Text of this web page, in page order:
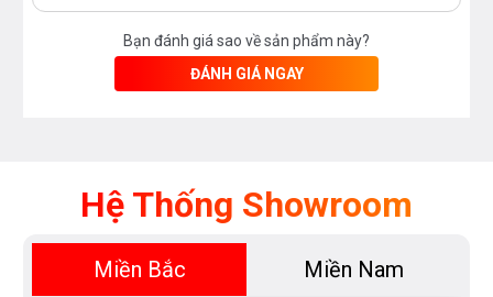
Bạn đánh giá sao về sản phẩm này?
ĐÁNH GIÁ NGAY
Hệ Thống Showroom
Miền Bắc Miền Nam